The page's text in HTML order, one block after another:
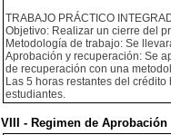
TRABAJO PRÁCTICO
Objetivo: Realizar un cierre del
Metodología de trabajo: Se
Aprobación y recuperación: Se
de recuperación con una
Las 5 horas restantes del
estudiantes.
VIII - Regimen de Aprobación